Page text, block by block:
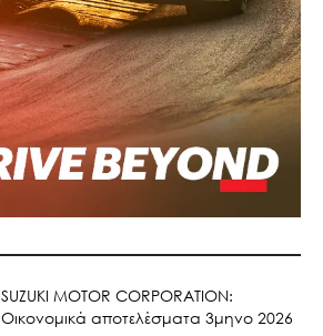
SUZUKI MOTOR CORPORATION:
Οικονομικά αποτελέσματα 3μηνο 2026